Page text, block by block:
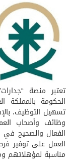
تعتبر منصة
الحكومة بالمملكة
تسهيل التوظيف،
وظائف وأصحاب
الفعال والصحيح في
العمل على توفير
مناسبة لمؤهلاتهم